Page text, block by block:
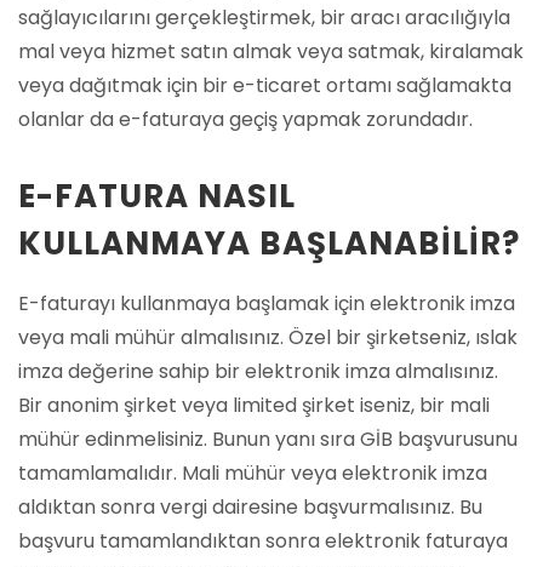
sağlayıcılarını gerçekleştirmek, bir aracı aracılığıyla
mal veya hizmet satın almak veya satmak, kiralamak
veya dağıtmak için bir e-ticaret ortamı sağlamakta
olanlar da e-faturaya geçiş yapmak zorundadır.
E-FATURA NASIL
KULLANMAYA BAŞLANABILIR?
E-faturayı kullanmaya başlamak için elektronik imza
veya mali mühür almalısınız. Özel bir şirketseniz, ıslak
imza değerine sahip bir elektronik imza almalısınız.
Bir anonim şirket veya limited şirket iseniz, bir mali
mühür edinmelisiniz. Bunun yanı sıra GİB başvurusunu
tamamlamalıdır. Mali mühür veya elektronik imza
aldıktan sonra vergi dairesine başvurmalısınız. Bu
başvuru tamamlandıktan sonra elektronik faturaya